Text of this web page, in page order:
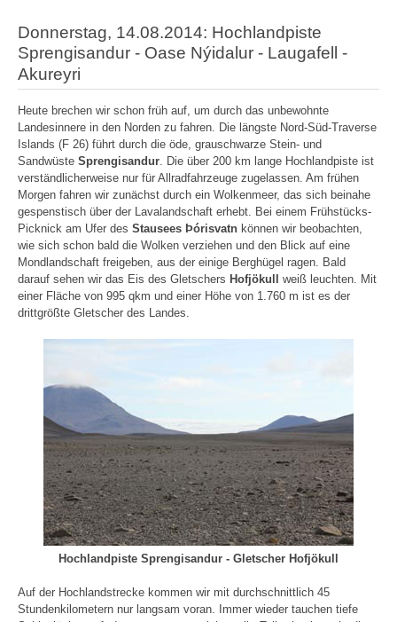
Donnerstag, 14.08.2014: Hochlandpiste
Sprengisandur - Oase Nýidalur - Laugafell -
Akureyri
Heute brechen wir schon früh auf, um durch das unbewohnte
Landesinnere in den Norden zu fahren. Die längste Nord-Süd-Traverse
Islands (F 26) führt durch die öde, grauschwarze Stein- und
Sandwüste Sprengisandur. Die über 200 km lange Hochlandpiste ist
verständlicherweise nur für Allradfahrzeuge zugelassen. Am frühen
Morgen fahren wir zunächst durch ein Wolkenmeer, das sich beinahe
gespenstisch über der Lavalandschaft erhebt. Bei einem Frühstücks-
Picknick am Ufer des Stausees Þórisvatn können wir beobachten,
wie sich schon bald die Wolken verziehen und den Blick auf eine
Mondlandschaft freigeben, aus der einige Berghügel ragen. Bald
darauf sehen wir das Eis des Gletschers Hofjökull weiß leuchten. Mit
einer Fläche von 995 qkm und einer Höhe von 1.760 m ist es der
drittgrößte Gletscher des Landes.
Hochlandpiste Sprengisandur - Gletscher Hofjökull
Auf der Hochlandstrecke kommen wir mit durchschnittlich 45
Stundenkilometern nur langsam voran. Immer wieder tauchen tiefe